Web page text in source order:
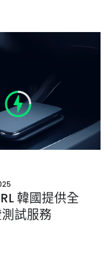
韓國提供全
試服務